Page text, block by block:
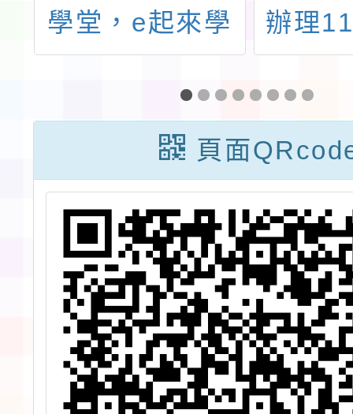
學堂，e起來學
習」看影片學租
稅抽抽樂網路活
辦理
童軍
習
頁面